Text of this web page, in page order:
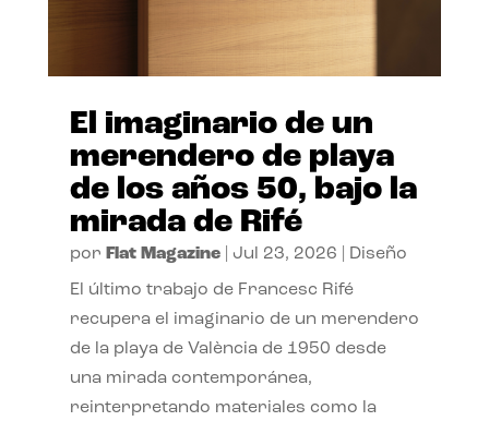
El imaginario de un
merendero de playa
de los años 50, bajo la
mirada de Rifé
por Flat Magazine| Jul 23, 2026 Diseño
El último trabajo de Francesc Rifé
recupera el imaginario de un merendero
de la playa de València de 1950 desde
una mirada contemporánea,
reinterpretando materiales como la